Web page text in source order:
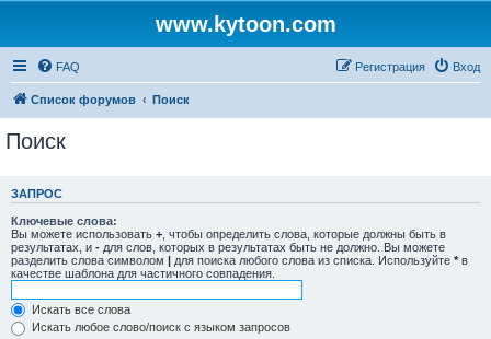
www.kytoon.com
FAQ Вход
Регистрация
Список форумов Поиск
Поиск
ЗАПРОС
Ключевые слова:
Вы можете использовать + , чтобы определить слова, которые должны быть в
результатах, и - для слов, которых в результатах быть не должно. Вы можете
разделить слова символом | для поиска любого слова из списка. Используйте * в
качестве шаблона для частичного совпадения.
Искать все слова
Искать любое слово/поиск с языком запросов